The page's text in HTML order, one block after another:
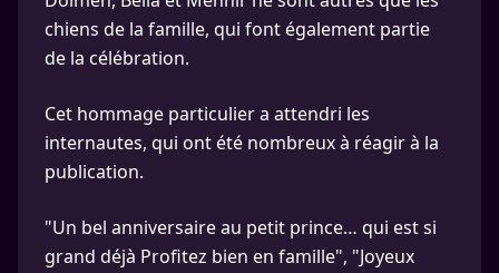
chiens de la famille, qui font également partie
de la célébration.
Cet hommage particulier a attendri les
internautes, qui ont été nombreux à réagir à la
publication.
"Un bel anniversaire au petit prince… qui est si
grand déjà Profitez bien en famille", "Joyeux